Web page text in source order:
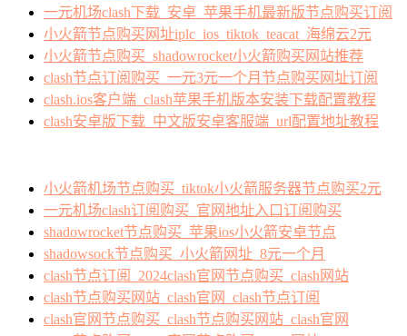
一元机场clash下载_安卓_苹果手机最新版节点购买订阅
小火箭节点购买网址iplc_ios_tiktok_teacat_海绵云2元
小火箭节点购买_shadowrocket小火箭购买网站推荐
clash节点订阅购买_一元3元一个月节点购买网址订阅
clash.ios客户端_clash苹果手机版本安装下载配置教程
clash安卓版下载_中文版安卓客服端_url配置地址教程
小火箭机场节点购买_tiktok小火箭服务器节点购买2元
一元机场clash订阅购买_官网地址入口订阅购买
shadowrocket节点购买_苹果ios小火箭安卓节点
shadowsock节点购买_小火箭网址_8元一个月
clash节点订阅_2024clash官网节点购买_clash网站
clash节点购买网站_clash官网_clash节点订阅
clash官网节点购买_clash节点购买网站_clash官网